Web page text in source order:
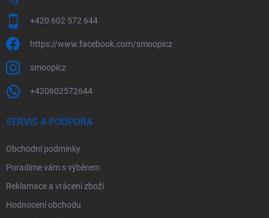
+420 602 572 644
https://www.facebook.com/smoopicz
smoopicz
+420602572644
SERVIS A PODPORA
Obchodní podmínky
Poradíme vám s výběrem
Reklamace a vrácení zboží
Hodnocení obchodu